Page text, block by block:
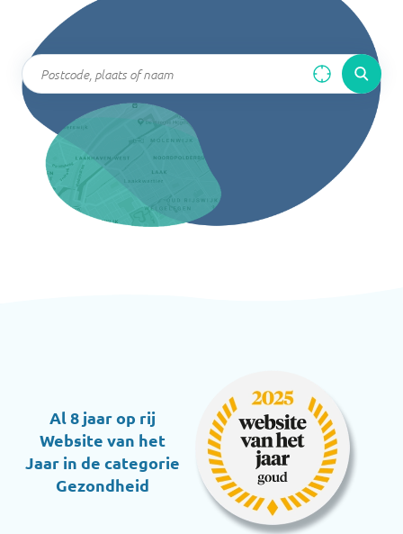
Al 8 jaar op rij
Website van het
Jaar in de categorie
Gezondheid